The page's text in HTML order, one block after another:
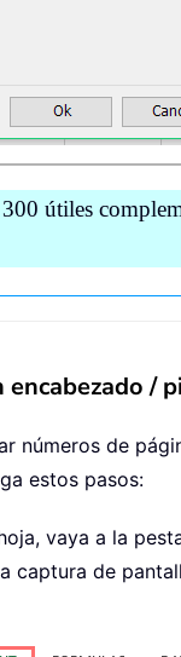
útiles
/
números de
estos pasos:
vaya a la
captura de